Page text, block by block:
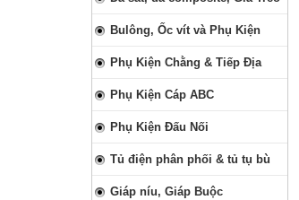
Bulông, Ốc vít và Phụ Kiện
Phụ Kiện Chằng & Tiếp Địa
Phụ Kiện Cáp ABC
Phụ Kiện Đấu Nối
Tủ điện phân phối & tủ tụ bù
Giáp níu, Giáp Buộc